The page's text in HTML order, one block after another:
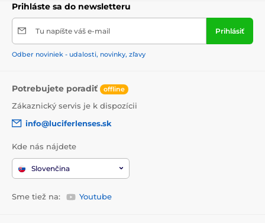
Prihláste sa do newsletteru
Tu napíšte váš e-mail Prihlásiť
Odber noviniek - udalosti, novinky, zľavy
Potrebujete poradiť offline
Zákaznický servis je k dispozícii
info@luciferlenses.sk
Kde nás nájdete
Slovenčina
Sme tiež na: Youtube